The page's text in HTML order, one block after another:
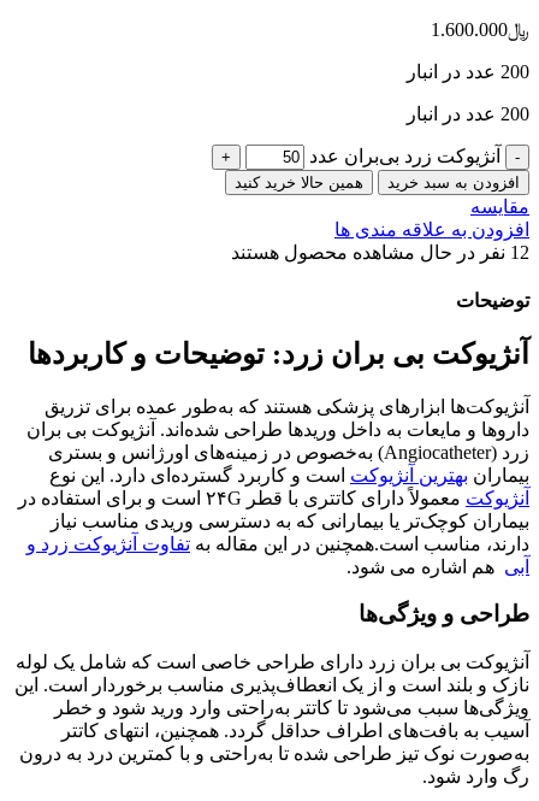
﷼1.600.000
200 عدد در انبار
200 عدد در انبار
آنژیوکت زرد بی‌بران عدد
افزودن به سبد خرید همین حالا خرید کنید
مقایسه
افزودن به علاقه مندی ها
12 نفر در حال مشاهده محصول هستند
توضیحات
آنژیوکت بی بران زرد: توضیحات و کاربردها
آنژیوکت‌ها ابزارهای پزشکی هستند که به‌طور عمده برای تزریق
داروها و مایعات به داخل وریدها طراحی شده‌اند. آنژیوکت بی بران
زرد (Angiocatheter) به‌خصوص در زمینه‌های اورژانس و بستری
بیماران بهترین آنژیوکت است و کاربرد گسترده‌ای دارد. این نوع
آنژیوکت
معمولاً دارای کاتتری با قطر ۲۴G است و برای استفاده در
بیماران کوچک‌تر یا بیمارانی که به دسترسی وریدی مناسب نیاز
دارند، مناسب است.همچنین در این مقاله به تفاوت آنژیوکت زرد و
آبی هم اشاره می شود.
طراحی و ویژگی‌ها
آنژیوکت بی بران زرد دارای طراحی خاصی است که شامل یک لوله
نازک و بلند است و از یک انعطاف‌پذیری مناسب برخوردار است. این
ویژگی‌ها سبب می‌شود تا کاتتر به‌راحتی وارد ورید شود و خطر
آسیب به بافت‌های اطراف حداقل گردد. همچنین، انتهای کاتتر
به‌صورت نوک تیز طراحی شده تا به‌راحتی و با کمترین درد به درون
رگ وارد شود.